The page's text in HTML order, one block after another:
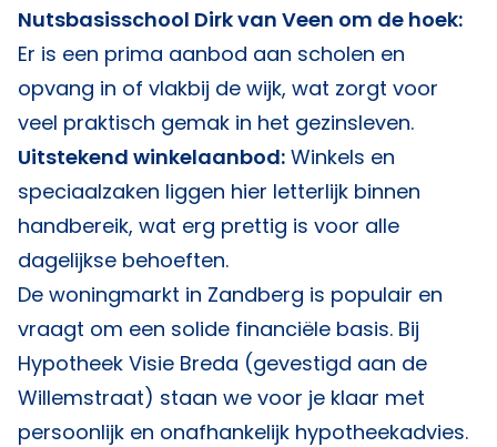
Nutsbasisschool Dirk van Veen om de hoek:
Er is een prima aanbod aan scholen en
opvang in of vlakbij de wijk, wat zorgt voor
veel praktisch gemak in het gezinsleven.
Uitstekend winkelaanbod: Winkels en
speciaalzaken liggen hier letterlijk binnen
handbereik, wat erg prettig is voor alle
dagelijkse behoeften.
De woningmarkt in Zandberg is populair en
vraagt om een solide financiële basis. Bij
Hypotheek Visie Breda (gevestigd aan de
Willemstraat) staan we voor je klaar met
persoonlijk en onafhankelijk hypotheekadvies.